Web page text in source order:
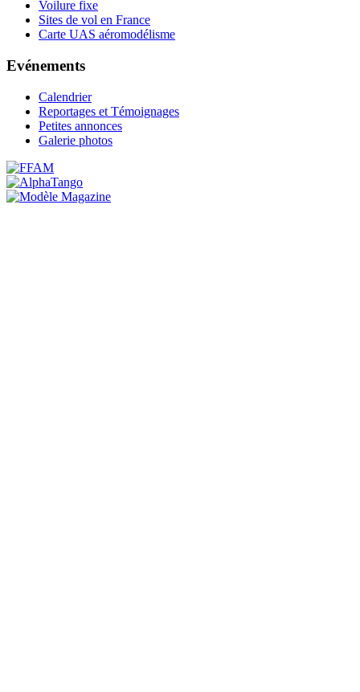
Voilure fixe
Sites de vol en France
Carte UAS aéromodélisme
Evénements
Calendrier
Reportages et Témoignages
Petites annonces
Galerie photos